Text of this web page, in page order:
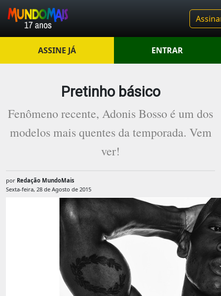
ASSINE JÁ ENTRAR
Pretinho básico
Fenômeno recente, Adonis Bosso é um dos
modelos mais quentes da temporada. Vem
ver!
por Redação MundoMais
Sexta-feira, 28 de Agosto de 2015